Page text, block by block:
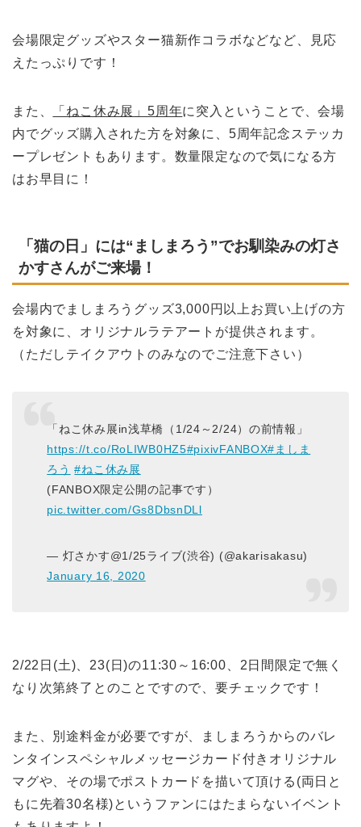
会場限定グッズやスター猫新作コラボなどなど、見応
えたっぷりです！
また、 「ねこ休み展」5周年に突入ということで、会場
内でグッズ購入された方を対象に、5周年記念ステッカ
ープレゼントもあります。数量限定なので気になる方
はお早目に！
「猫の日」には“ましまろう”でお馴染みの灯さ
かすさんがご来場！
会場内でましまろうグッズ3,000円以上お買い上げの方
を対象に、オリジナルラテアートが提供されます。
（ただしテイクアウトのみなのでご注意下さい）
「ねこ休み展in浅草橋（1/24～2/24）の前情報」
https://t.co/RoLIWB0HZ5#pixivFANBOX#ましま
ろう #ねこ休み展
(FANBOX限定公開の記事です）
pic.twitter.com/Gs8DbsnDLl
— 灯さかす@1/25ライブ(渋谷) (@akarisakasu)
January 16, 2020
2/22日(土)、23(日)の11:30～16:00、2日間限定で無く
なり次第終了とのことですので、要チェックです！
また、別途料金が必要ですが、ましまろうからのバレ
ンタインスペシャルメッセージカード付きオリジナル
マグや、その場でポストカードを描いて頂ける(両日と
もに先着30名様)というファンにはたまらないイベント